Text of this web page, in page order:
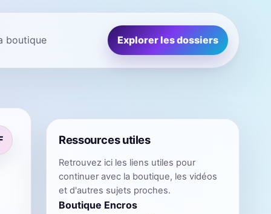
boutique Explorer les dossiers
Ressources utiles
Retrouvez ici les liens utiles pour
continuer avec la boutique, les vidéos
et d'autres sujets proches.
Boutique Encros